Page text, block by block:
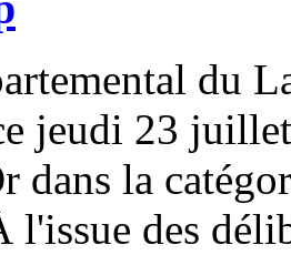
du
jeudi 23
dans la
l'issue des